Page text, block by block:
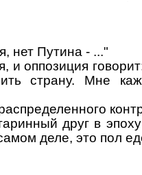
нет Путина - ..."
и оппозиция
страну. Мне
друг в
деле, это пол